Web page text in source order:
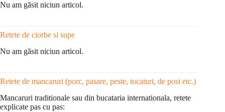
Nu am găsit niciun articol.
Retete de ciorbe si supe
Nu am găsit niciun articol.
Retete de mancaruri (porc, pasare, peste, tocaturi, de post etc.)
Mancaruri traditionale sau din bucataria internationala, retete
explicate pas cu pas: